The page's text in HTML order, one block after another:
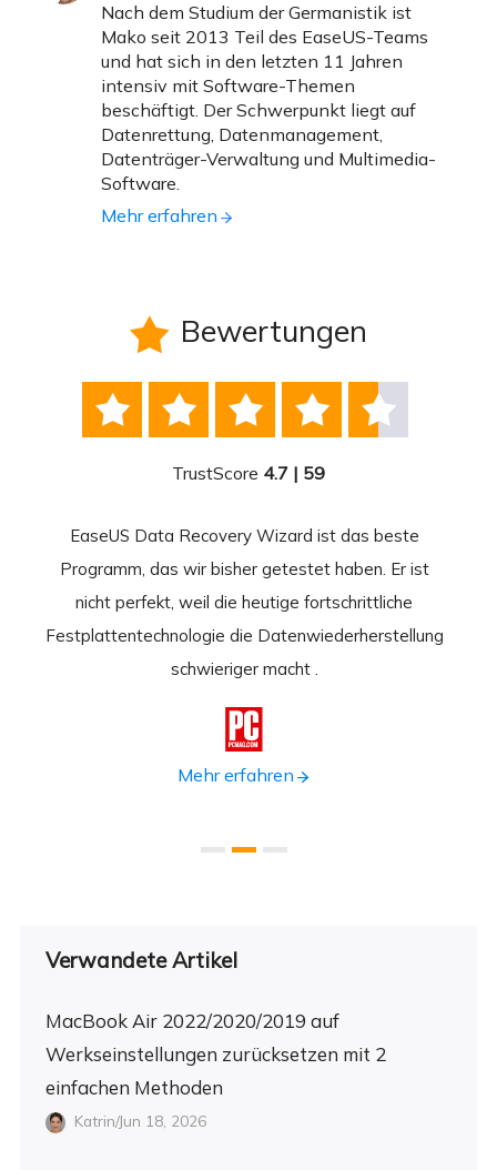
Nach dem Studium der Germanistik ist
Mako seit 2013 Teil des EaseUS-Teams
und hat sich in den letzten 11 Jahren
intensiv mit Software-Themen
beschäftigt. Der Schwerpunkt liegt auf
Datenrettung, Datenmanagement,
Datenträger-Verwaltung und Multimedia-
Software.
Mehr erfahren
 Bewertungen
    
TrustScore 4.7 | 59
EaseUS Data Recovery Wizard ist das beste
Programm, das wir bisher getestet haben. Er ist
nicht perfekt, weil die heutige fortschrittliche
Festplattentechnologie die Datenwiederherstellung
schwieriger macht .

Mehr erfahren
Verwandete Artikel
MacBook Air 2022/2020/2019 auf
Werkseinstellungen zurücksetzen mit 2
einfachen Methoden
Katrin/Jun 18, 2026